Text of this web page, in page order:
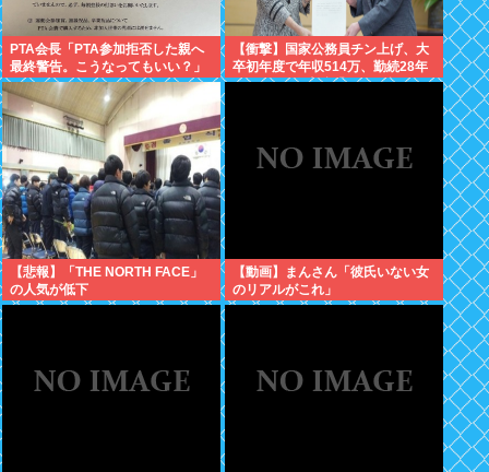
PTA会長「PTA参加拒否した親へ
最終警告。こうなってもいい？」
【衝撃】国家公務員チン上げ、大
卒初年度で年収514万、勤続28年
で1500万 人事院「民間に合わせ
【悲報】「THE NORTH FACE」
の人気が低下
【動画】まんさん「彼氏いない女
のリアルがこれ」